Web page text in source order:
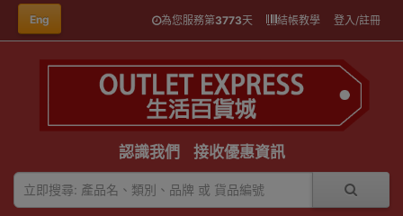
Eng 為您服務第3773天 結帳教學 登入/註冊
認識我們 接收優惠資訊